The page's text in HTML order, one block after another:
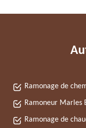
Ramonage de
Ramoneur Marles
Ramonage de